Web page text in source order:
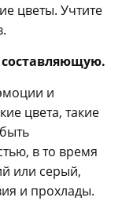
цветы. Учтите
и
цвета, такие
в то время
или серый,
и прохлады.